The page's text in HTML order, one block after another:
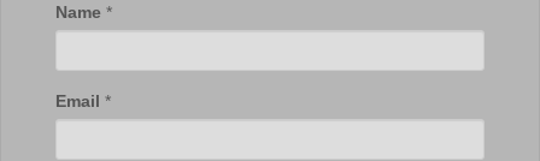
Name *
Email *